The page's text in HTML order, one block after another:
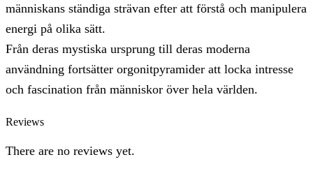
människans ständiga strävan efter att förstå och manipulera
energi på olika sätt.
Från deras mystiska ursprung till deras moderna
användning fortsätter orgonitpyramider att locka intresse
och fascination från människor över hela världen.
Reviews
There are no reviews yet.